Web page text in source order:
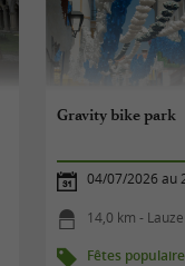
Gravity bike park
04/07/2026 au
14,0 km -
Fêtes